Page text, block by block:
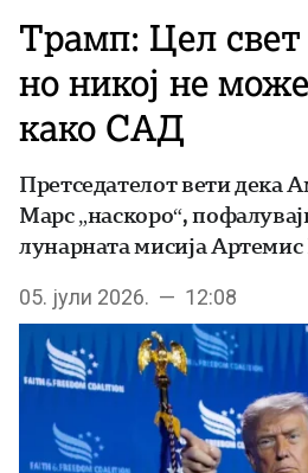
Трамп: Цел свет
но никој не
како САД
Претседателот вети дека
Марс „наскоро“,
лунарната мисија Артемис
05. јули 2026. — 12:08